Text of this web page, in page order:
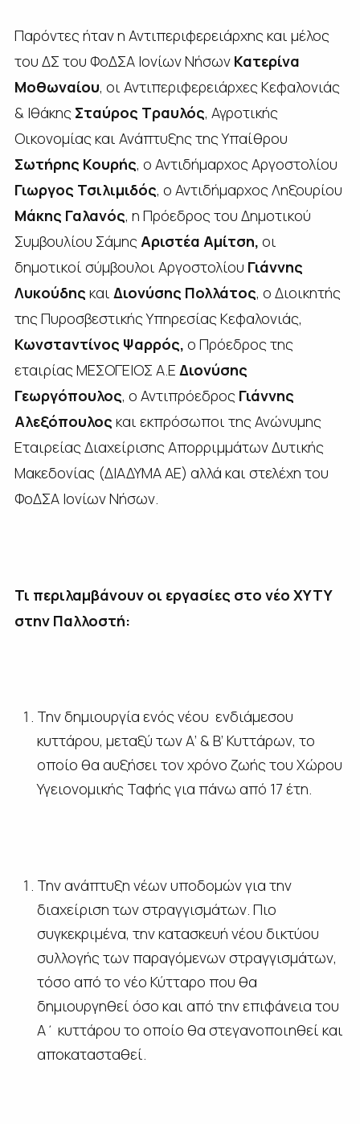
Παρόντες ήταν η Αντιπεριφερειάρχης και μέλος
του ΔΣ του ΦοΔΣΑ Ιονίων Νήσων Κατερίνα
Μοθωναίου, οι Αντιπεριφερειάρχες Κεφαλονιάς
& Ιθάκης Σταύρος Τραυλός, Αγροτικής
Οικονομίας και Ανάπτυξης της Υπαίθρου
Σωτήρης Κουρής, ο Αντιδήμαρχος Αργοστολίου
Γιωργος Τσιλιμιδός, ο Αντιδήμαρχος Ληξουρίου
Μάκης Γαλανός, η Πρόεδρος του Δημοτικού
Συμβουλίου ΣάμηςΑριστέα Αμίτση, οι
δημοτικοί σύμβουλοι Αργοστολίου Γιάννης
Λυκούδης και Διονύσης Πολλάτος, ο Διοικητής
της Πυροσβεστικής Υπηρεσίας Κεφαλονιάς,
Κωνσταντίνος Ψαρρός, ο Πρόεδρος της
εταιρίας ΜΕΣΟΓΕΙΟΣ Α.Ε Διονύσης
Γεωργόπουλος, ο Αντιπρόεδρος Γιάννης
Αλεξόπουλος και εκπρόσωποι της Ανώνυμης
Εταιρείας Διαχείρισης Απορριμμάτων Δυτικής
Μακεδονίας (ΔΙΑΔΥΜΑ ΑΕ) αλλά και στελέχη του
ΦοΔΣΑ Ιονίων Νήσων.
Τι περιλαμβάνουν οι εργασίες στο νέο ΧΥΤΥ
στην Παλλοστή:
Την δημιουργία ενός νέου ενδιάμεσου
κυττάρου, μεταξύ των Α’ & Β’ Κυττάρων, το
οποίο θα αυξήσει τον χρόνο ζωής του Χώρου
Υγειονομικής Ταφής για πάνω από 17 έτη.
Την ανάπτυξη νέων υποδομών για την
διαχείριση των στραγγισμάτων. Πιο
συγκεκριμένα, την κατασκευή νέου δικτύου
συλλογής των παραγόμενων στραγγισμάτων,
τόσο από το νέο Κύτταρο που θα
δημιουργηθεί όσο και από την επιφάνεια του
Α΄ κυττάρου το οποίο θα στεγανοποιηθεί και
αποκατασταθεί.